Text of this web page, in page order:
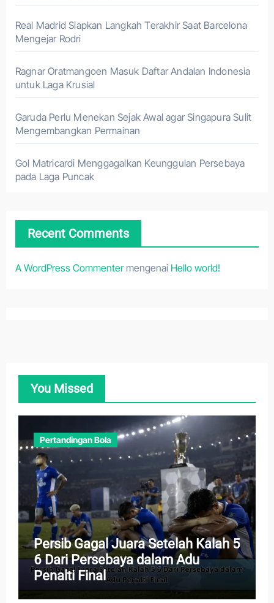
Real Madrid Siapkan Langkah Terakhir Saat Barcelona
Mengejar Rodri
Ragnar Oratmangoen Masuk Daftar Andalan Indonesia
untuk Laga Krusial
Garuda Perlu Menekan Sejak Awal agar Singapura Sulit
Mengembangkan Permainan
Gol Matricardi Menggagalkan Keunggulan Persebaya
pada Laga Puncak
Recent Comments
A WordPress Commentermengenai Hello world!
You Missed
Pertandingan Bola
Persib Gagal Juara Setelah Kalah 5
6 Dari Persebaya dalam Adu
Penalti Final